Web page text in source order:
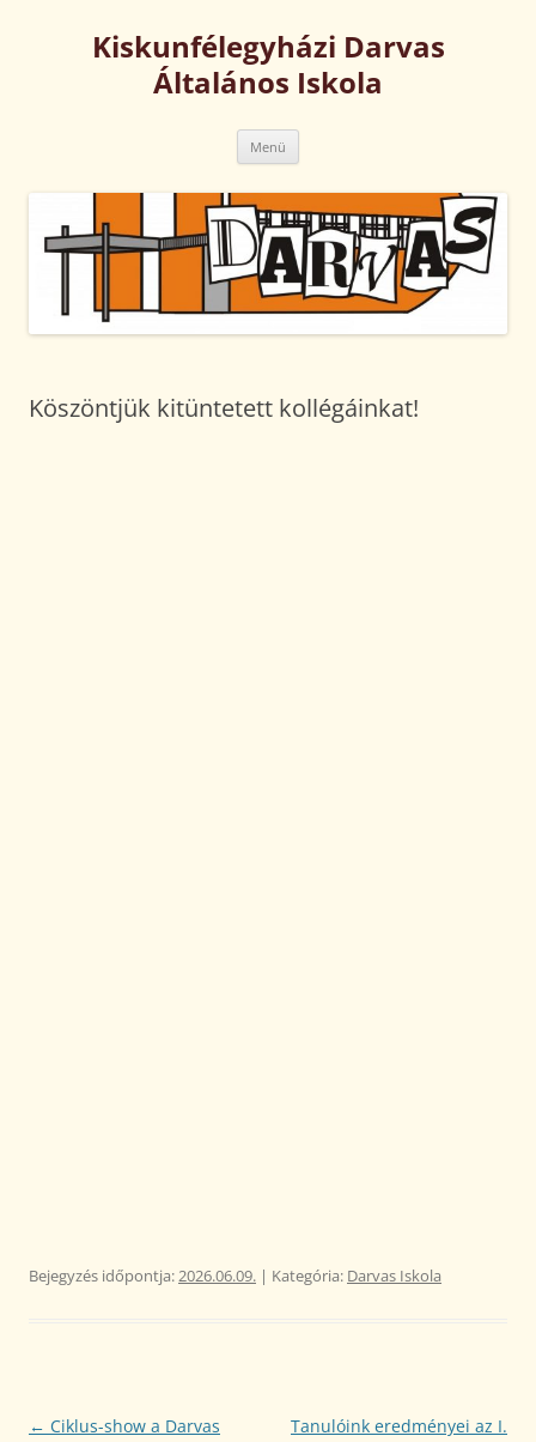
tartalombaKiskunfélegyházi Darvas
Általános Iskola
Menü
Köszöntjük kitüntetett kollégáinkat!
Bejegyzés időpontja:2026.06.09. | Kategória: Darvas Iskola
Bejegyzés
← Ciklus-show a Darvas
Tanulóink eredményei az I.